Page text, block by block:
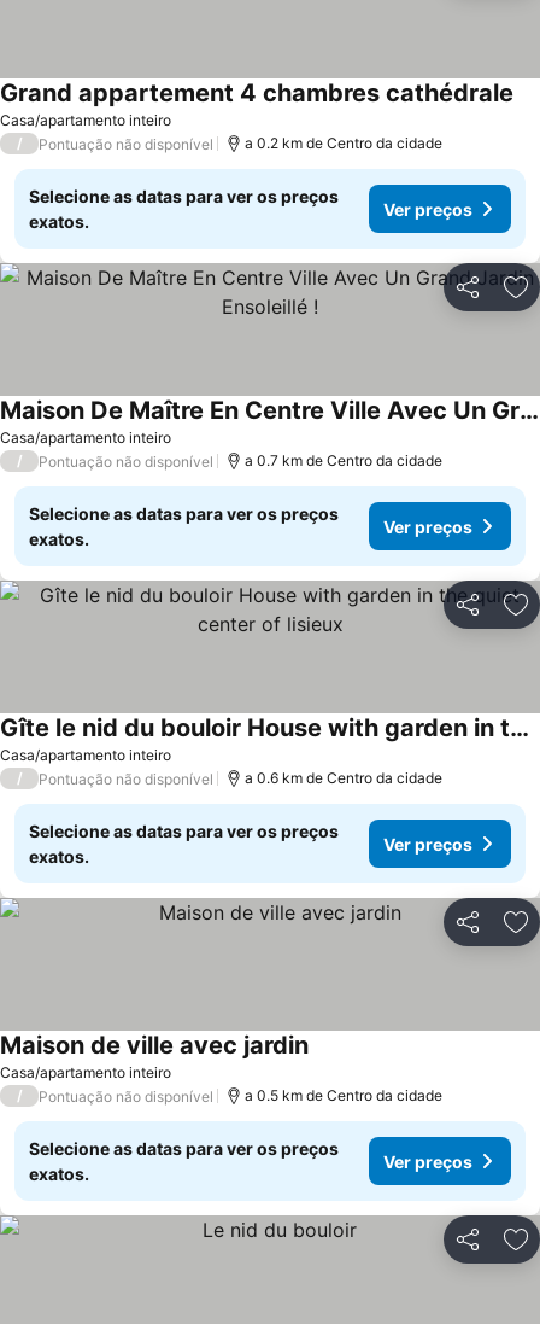
Casa/apartamento inteiro
Grand appartement 4 chambres cathédrale
/ Pontuação não disponível a 0.2 km de Centro da cidade
Selecione as datas para ver os preços
exatos.
Ver preços
Partilhar
Casa/apartamento inteiro
Maison De Maître En Centre Ville Avec Un Grand Jardin Ensoleillé !
Ver preços
/ Pontuação não disponível a 0.7 km de Centro da cidade
Selecione as datas para ver os preços
exatos.
Ver preços
Partilhar
Casa/apartamento inteiro
Gîte le nid du bouloir House with garden in the quiet center of lisieux
Ver preços
/ Pontuação não disponível a 0.6 km de Centro da cidade
Selecione as datas para ver os preços
exatos.
Ver preços
Partilhar
Casa/apartamento inteiro
Maison de ville avec jardinVer preços
/ Pontuação não disponível a 0.5 km de Centro da cidade
Selecione as datas para ver os preços
exatos.
Ver preços
Partilhar